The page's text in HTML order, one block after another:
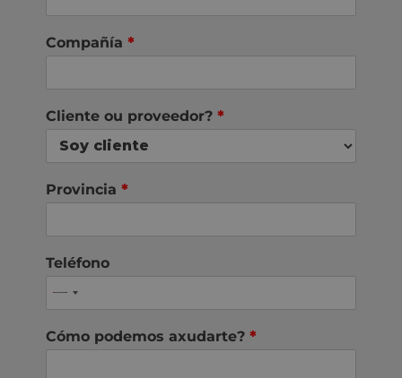
Compañía *
Cliente ou proveedor? *
Provincia *
Teléfono
Cómo podemos axudarte? *